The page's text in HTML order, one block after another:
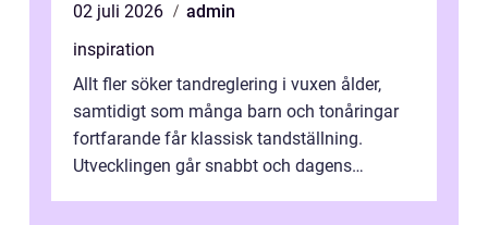
02 juli 2026
admin
inspiration
Allt fler söker tandreglering i vuxen ålder,
samtidigt som många barn och tonåringar
fortfarande får klassisk tandställning.
Utvecklingen går snabbt och dagens